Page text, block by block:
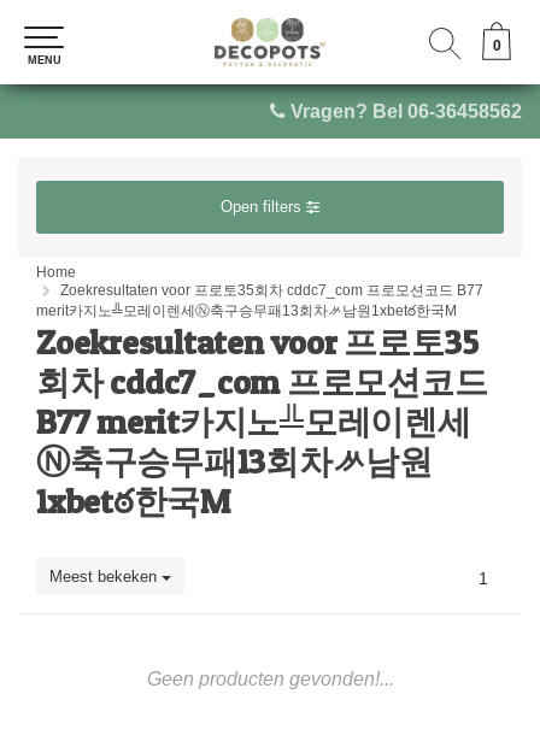
Vragen? Bel 06-36458562
0
MENU
0
MENU
Open filters
Home
Zoekresultaten voor 프로토35회차 cddc7_com 프로모션코드 B77
merit카지노╩모레이렌세Ⓝ축구승무패13회차ᄽ남원1xbetఠ한국M
Zoekresultaten voor 프로토35
회차 cddc7_com 프로모션코드
B77 merit카지노╩모레이렌세
Ⓝ축구승무패13회차ᄽ남원
1xbetఠ한국M
Meest bekeken 1
Geen producten gevonden!...